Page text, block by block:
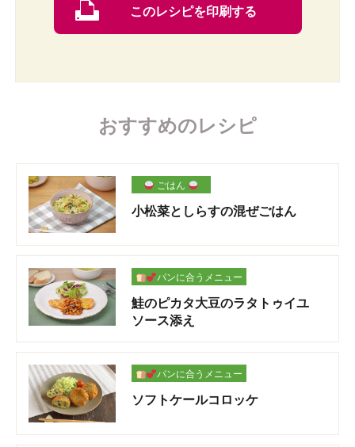
このレシピを印刷する
おすすめのレシピ
ごはん
小松菜としらすの混ぜごはん
パンに合うメニュー
鮭のピカタ大豆のラタトゥイユ
ソース添え
パンに合うメニュー
ソフトケールコロッケ